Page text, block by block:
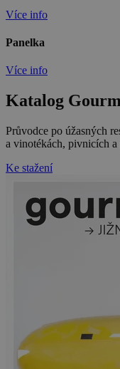
Více info
Panelka
Více info
Katalog
Průvodce po úžasných
a vinotékách, pivnicích
Ke stažení